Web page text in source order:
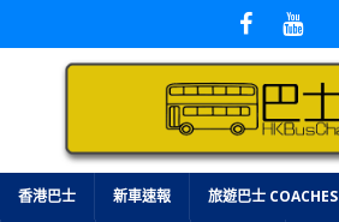
香港巴士 新車速報 旅遊巴士 COACHES